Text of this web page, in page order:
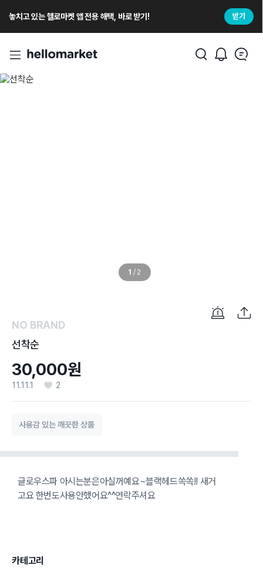
놓치고 있는 헬로마켓 앱 전용 해택, 바로 받기! 받기
1 / 2
NO BRAND
선착순
30,000원
11.11.1 2
사용감 있는 깨끗한 상품
글로우스파 아시는분은아실꺼예요~블랙헤드쏙쏙!! 새거
고요 한번도사용안했어요^^연락주셔요
카테고리